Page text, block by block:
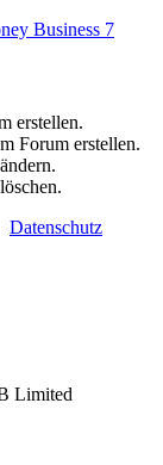
Business 7
erstellen.
Forum erstellen.
ändern.
löschen.
Datenschutz
Limited